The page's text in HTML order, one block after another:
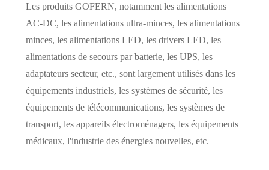
Les produits GOFERN, notamment les alimentations
AC-DC, les alimentations ultra-minces, les alimentations
minces, les alimentations LED, les drivers LED, les
alimentations de secours par batterie, les UPS, les
adaptateurs secteur, etc., sont largement utilisés dans les
équipements industriels, les systèmes de sécurité, les
équipements de télécommunications, les systèmes de
transport, les appareils électroménagers, les équipements
médicaux, l'industrie des énergies nouvelles, etc.